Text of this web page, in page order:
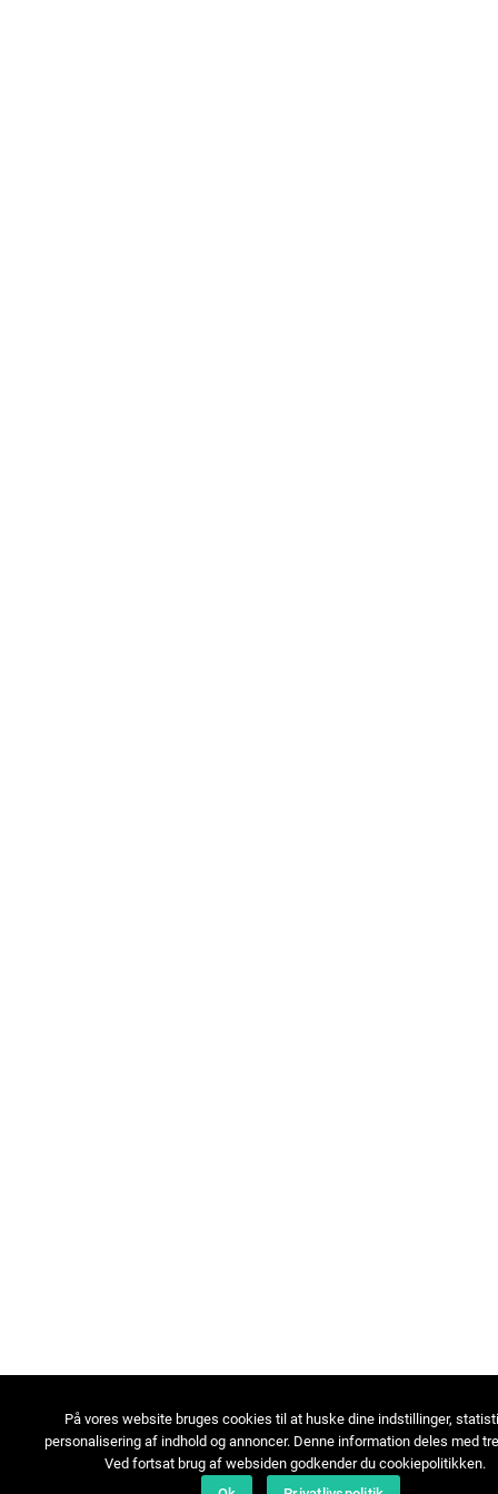
På vores website bruges cookies til at huske dine indstillinger,
personalisering af indhold og annoncer. Denne information deles med
Ved fortsat brug af websiden godkender du cookiepolitikken.